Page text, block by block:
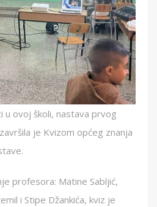
u ovoj školi, nastava prvog
je Kvizom općeg znanja
profesora: Matine Sabljić,
i Stipe Džankića, kviz je